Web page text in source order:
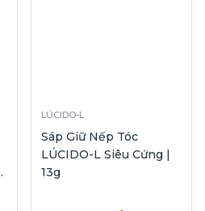
LÚCIDO-L
Sáp Giữ Nếp Tóc
LÚCIDO-L Siêu Cứng |
13g